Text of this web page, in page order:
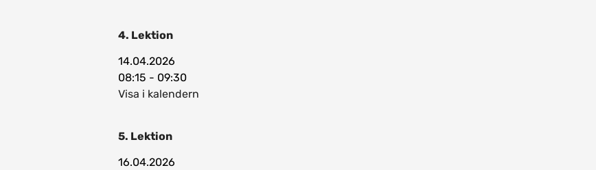
4. Lektion
14.04.2026
08:15 - 09:30
Visa i kalendern
5. Lektion
16.04.2026